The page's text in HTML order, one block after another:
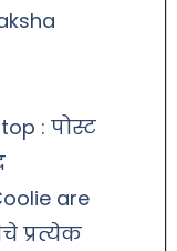
: पोस्ट
are
प्रत्येक